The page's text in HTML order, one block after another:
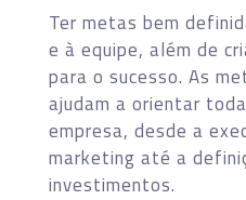
Ter metas bem
e à equipe, além de
para o sucesso. As
ajudam a orientar
empresa, desde a
marketing até a
investimentos.